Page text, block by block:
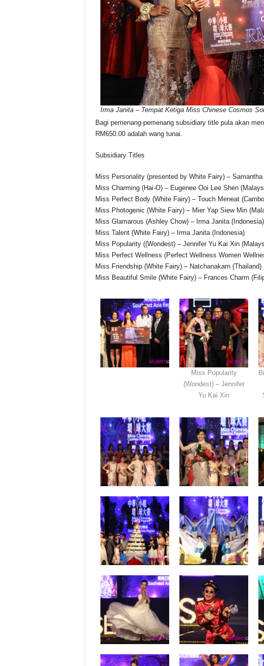
Irma Janita – Tempat Ketiga Miss Chinese Cosmos
Bagi pemenang-pemenang subsidiary title pula akan
RM650.00 adalah wang tunai.
Subsidiary Titles
Miss Personality (presented by White Fairy) –
Miss Charming (Hai-O) – Eugenee Ooi Lee Shen
Miss Perfect Body (White Fairy) – Touch Meneat
Miss Photogenic (White Fairy) – Mier Yap Siew Min
Miss Glamarous (Ashley Chow) – Irma Janita (Indonesia)
Miss Talent (White Fairy) – Irma Janita (Indonesia)
Miss Popularity ((Wondest) – Jennifer Yu Kai Xin
Miss Perfect Wellness (Perfect Wellness Women
Miss Friendship (White Fairy) – Natchanakarn (Thailand)
Miss Beautiful Smile (White Fairy) – Frances Charm
Miss Popularity
(Wondest) – Jennifer
Yu Kai Xin